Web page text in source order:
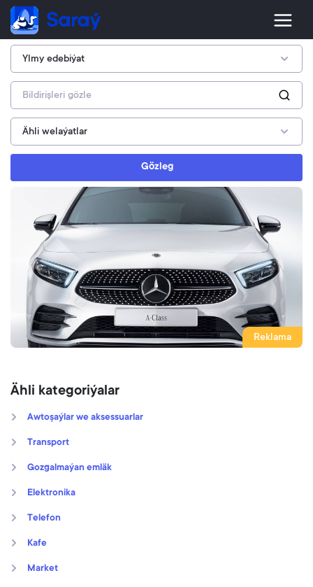
Gözleg
Reklama
Ähli kategoriýalar
Awtoşaýlar we aksessuarlar
Transport
Gozgalmaýan emläk
Elektronika
Telefon
Kafe
Market